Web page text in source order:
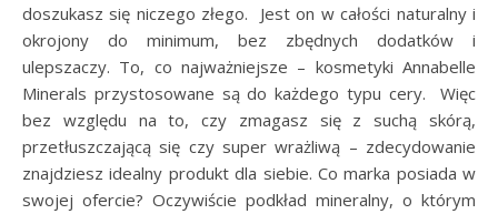
doszukasz się niczego złego. Jest on w całości naturalny i
okrojony do minimum, bez zbędnych dodatków i
ulepszaczy. To, co najważniejsze – kosmetyki Annabelle
Minerals przystosowane są do każdego typu cery. Więc
bez względu na to, czy zmagasz się z suchą skórą,
przetłuszczającą się czy super wrażliwą – zdecydowanie
znajdziesz idealny produkt dla siebie. Co marka posiada w
swojej ofercie? Oczywiście podkład mineralny, o którym